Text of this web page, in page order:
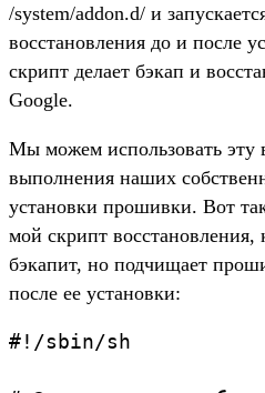
/system/addon.d/ и
восстановления до и после
скрипт делает бэкап и
Google.
Мы можем использовать эту
выполнения наших
установки прошивки. Вот
мой скрипт восстановления,
бэкапит, но подчищает
после ее установки:
#!/sbin/sh